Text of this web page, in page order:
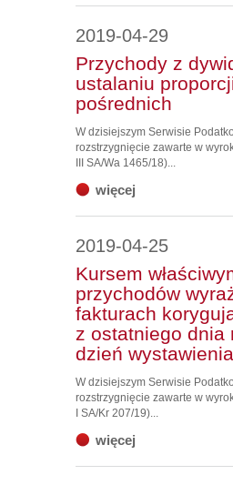
2019-04-29
Przychody z
ustalaniu
pośrednich
W dzisiejszym Serwisie
rozstrzygnięcie zawarte w
III SA/Wa 1465/18)...
więcej
2019-04-25
Kursem
przychodów
fakturach
z ostatniego dnia
dzień
W dzisiejszym Serwisie
rozstrzygnięcie zawarte w
I SA/Kr 207/19)...
więcej